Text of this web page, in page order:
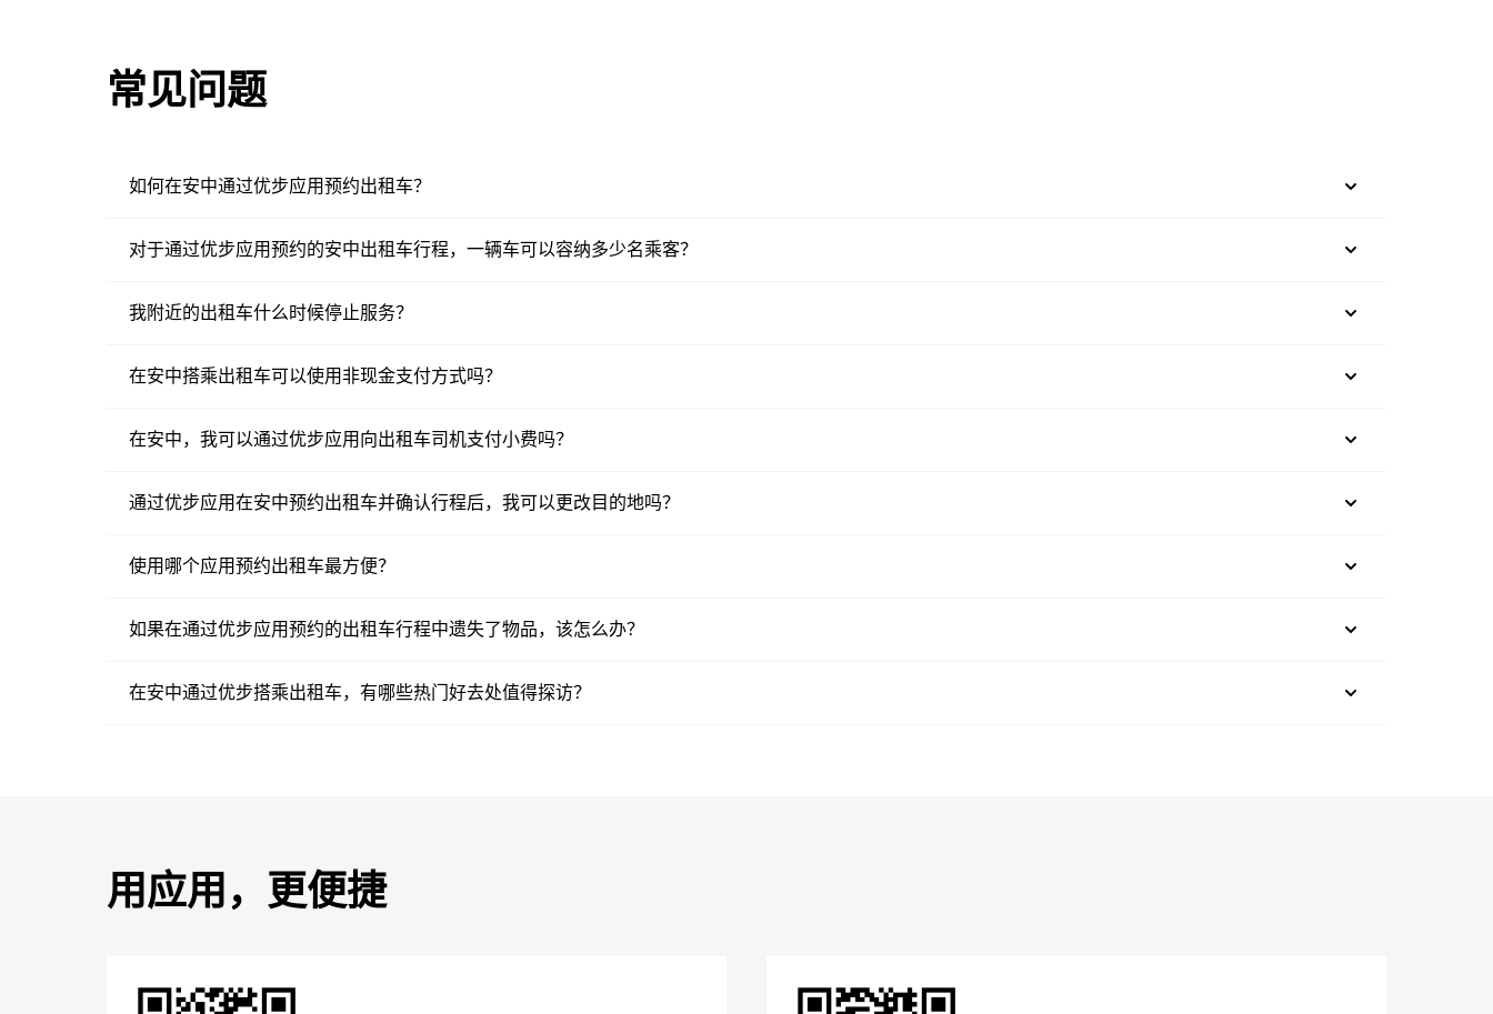
常见问题
如何在安中通过优步应用预约出租车？
对于通过优步应用预约的安中出租车行程，一辆车可以容纳多少名乘客？
我附近的出租车什么时候停止服务？
在安中搭乘出租车可以使用非现金支付方式吗？
在安中，我可以通过优步应用向出租车司机支付小费吗？
通过优步应用在安中预约出租车并确认行程后，我可以更改目的地吗？
使用哪个应用预约出租车最方便？
如果在通过优步应用预约的出租车行程中遗失了物品，该怎么办？
在安中通过优步搭乘出租车，有哪些热门好去处值得探访？
用应用，更便捷